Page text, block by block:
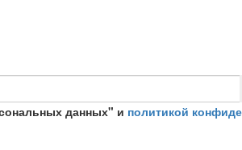
данных" и политикой